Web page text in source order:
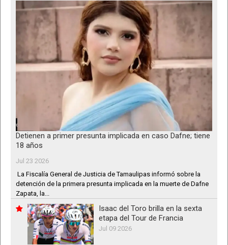
Detienen a primer presunta implicada en caso Dafne; tiene
18 años
Jul 23 2026
La Fiscalía General de Justicia de Tamaulipas informó sobre la
detención de la primera presunta implicada en la muerte de Dafne
Zapata, la...
Isaac del Toro brilla en la sexta
etapa del Tour de Francia
Jul 09 2026